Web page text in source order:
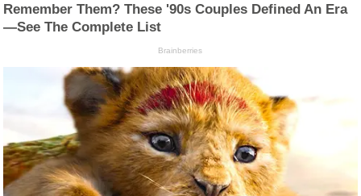
Remember Them? These '90s Couples Defined An Era
—See The Complete List
Brainberries